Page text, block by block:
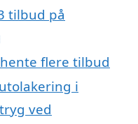
tilbud på
flere tilbud
i
ved